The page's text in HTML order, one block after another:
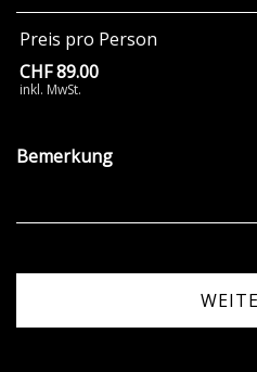
Preis pro Person
CHF 89.00
inkl. MwSt.
Bemerkung